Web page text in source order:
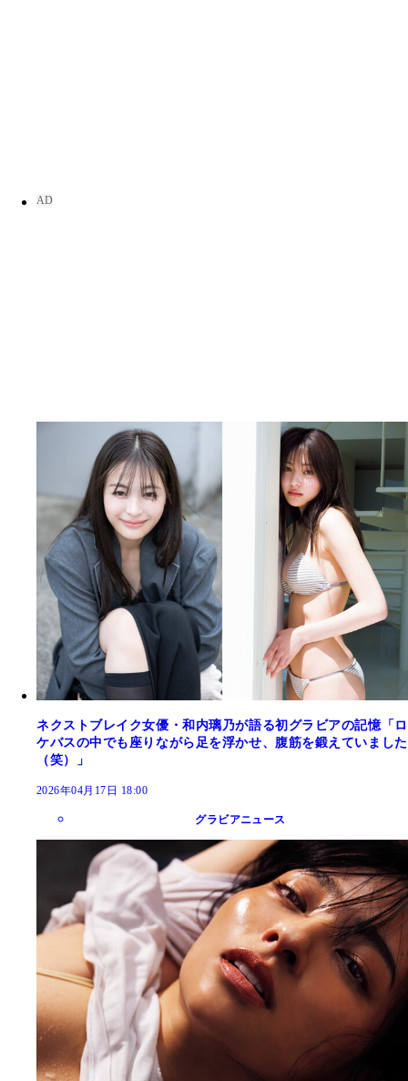
ネクストブレイク女優・和内璃乃が語る初グラビアの記憶「ロ
ケバスの中でも座りながら足を浮かせ、腹筋を鍛えていました
（笑）」
2026年04月17日 18:00
グラビアニュース